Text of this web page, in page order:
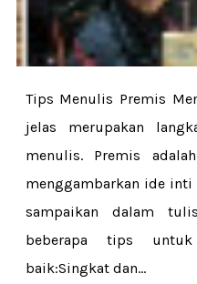
Tips Menulis Premis
jelas merupakan
menulis. Premis
menggambarkan ide inti
sampaikan dalam
beberapa tips
baik:Singkat dan...